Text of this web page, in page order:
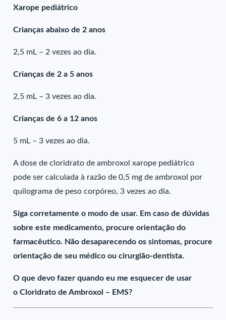
Xarope pediátrico
Crianças abaixo de 2 anos
2,5 mL – 2 vezes ao dia.
Crianças de 2 a 5 anos
2,5 mL – 3 vezes ao dia.
Crianças de 6 a 12 anos
5 mL – 3 vezes ao dia.
A dose de cloridrato de ambroxol xarope pediátrico
pode ser calculada à razão de 0,5 mg de ambroxol por
quilograma de peso corpóreo, 3 vezes ao dia.
Siga corretamente o modo de usar. Em caso de dúvidas
sobre este medicamento, procure orientação do
farmacêutico. Não desaparecendo os sintomas, procure
orientação de seu médico ou cirurgião-dentista.
O que devo fazer quando eu me esquecer de usar
o Cloridrato de Ambroxol – EMS?